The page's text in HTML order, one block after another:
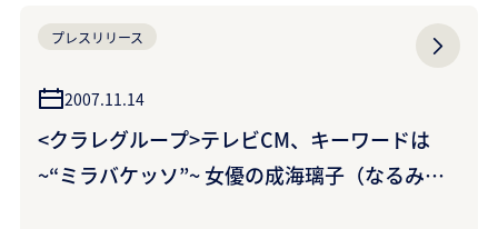
プレスリリース
2007.11.14
<クラレグループ>テレビCM、キーワードは
~“ミラバケッソ”~ 女優の成海璃子（なるみり